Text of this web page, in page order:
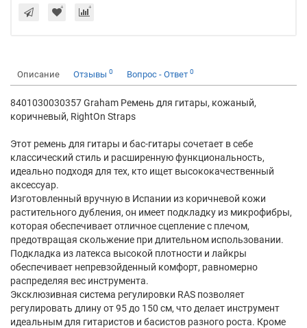
Описание Отзывы 0 Вопрос - Ответ 0
8401030030357 Graham Ремень для гитары, кожаный,
коричневый, RightOn Straps
Этот ремень для гитары и бас-гитары сочетает в себе
классический стиль и расширенную функциональность,
идеально подходя для тех, кто ищет высококачественный
аксессуар.
Изготовленный вручную в Испании из коричневой кожи
растительного дубления, он имеет подкладку из микрофибры,
которая обеспечивает отличное сцепление с плечом,
предотвращая скольжение при длительном использовании.
Подкладка из латекса высокой плотности и лайкры
обеспечивает непревзойденный комфорт, равномерно
распределяя вес инструмента.
Эксклюзивная система регулировки RAS позволяет
регулировать длину от 95 до 150 см, что делает инструмент
идеальным для гитаристов и басистов разного роста. Кроме